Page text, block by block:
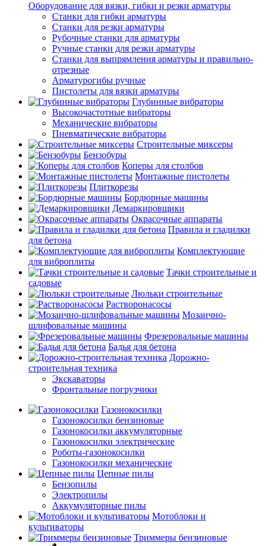
Оборудование для вязки, гибки и резки арматуры
Станки для гибки арматуры
Станки для резки арматуры
Рубочные станки для арматуры
Ручные станки для резки арматуры
Станки для выпрямления арматуры и правильно-
отрезные
Арматурогибы ручные
Пистолеты для вязки арматуры
Глубинные вибраторы
Высокочастотные вибраторы
Механические вибраторы
Пневматические вибраторы
Строительные миксеры
Бензобуры
Коперы для столбов
Монтажные пистолеты
Плиткорезы
Бордюрные машины
Демаркировщики
Окрасочные аппараты
Правила и гладилки
для бетона
Комплектующие
для виброплиты
Тачки строительные и
садовые
Люльки строительные
Растворонасосы
Мозаично-
шлифовальные машины
Фрезеровальные машины
Бадья для бетона
Дорожно-
строительная техника
Экскаваторы
Фронтальные погрузчики
Газонокосилки
Газонокосилки бензиновые
Газонокосилки аккумуляторные
Газонокосилки электрические
Роботы-газонокосилки
Газонокосилки механические
Цепные пилы
Бензопилы
Электропилы
Аккумуляторные пилы
Мотоблоки и
культиваторы
Триммеры бензиновые